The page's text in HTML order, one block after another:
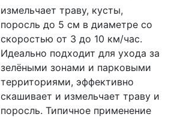
измельчает траву, кусты,
поросль до 5 см в диаметре со
скоростью от 3 до 10 км/час.
Идеально подходит для ухода за
зелёными зонами и парковыми
территориями, эффективно
скашивает и измельчает траву и
поросль. Типичное применение